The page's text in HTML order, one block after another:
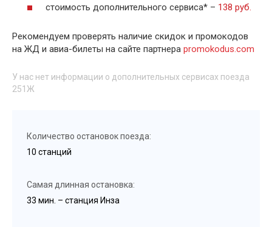
стоимость дополнительного сервиса* – 138 руб.
Рекомендуем проверять наличие скидок и промокодов
на ЖД и авиа-билеты на сайте партнера promokodus.com
У нас нет информации о дополнительных сервисах поезда
251Ж
Количество остановок поезда:
10 станций
Самая длинная остановка:
33 мин. – станция Инза